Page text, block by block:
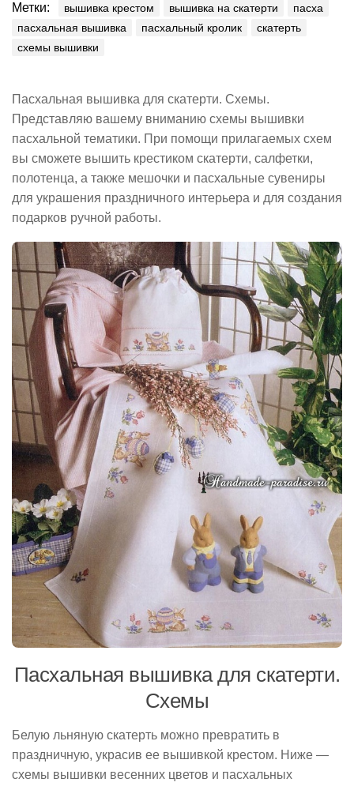
Метки: вышивка крестом вышивка на скатерти
пасха
пасхальная вышивка
пасхальный кролик
скатерть
схемы вышивки
Пасхальная вышивка для скатерти. Схемы.
Представляю вашему вниманию схемы вышивки
пасхальной тематики. При помощи прилагаемых схем
вы сможете вышить крестиком скатерти, салфетки,
полотенца, а также мешочки и пасхальные сувениры
для украшения праздничного интерьера и для создания
подарков ручной работы.
Пасхальная вышивка для скатерти.
Схемы
Белую льняную скатерть можно превратить в
праздничную, украсив ее вышивкой крестом. Ниже —
схемы вышивки весенних цветов и пасхальных